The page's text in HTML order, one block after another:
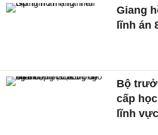
Giang
lĩnh án
Bộ
cấp
lĩnh